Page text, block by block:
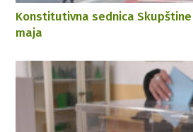
Konstitutivna sednica Skupštine
maja